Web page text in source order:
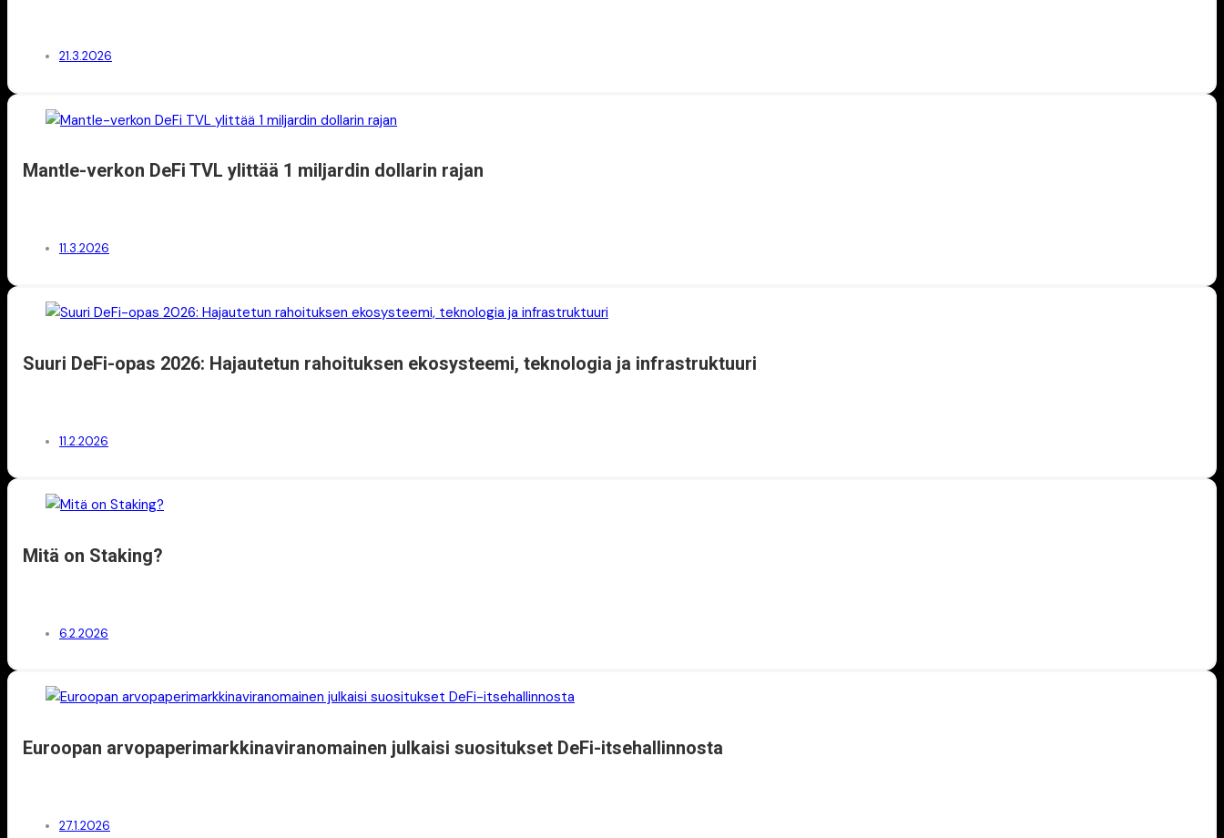
21.3.2026
Mantle-verkon DeFi TVL ylittää 1 miljardin dollarin rajan
11.3.2026
Suuri DeFi-opas 2026: Hajautetun rahoituksen ekosysteemi, teknologia ja infrastruktuuri
11.2.2026
Mitä on Staking?
6.2.2026
Euroopan arvopaperimarkkinaviranomainen julkaisi suositukset DeFi-itsehallinnosta
27.1.2026